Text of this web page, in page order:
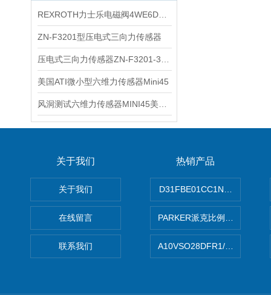
ZN-F3201型压电式三向力传感器
美国ATI微小型六维力传感器Mini45
关于我们
关于我们
在线留言
联系我们
热销产品
PARKER派克比例阀 柱塞泵
A10VSO28DFR1/